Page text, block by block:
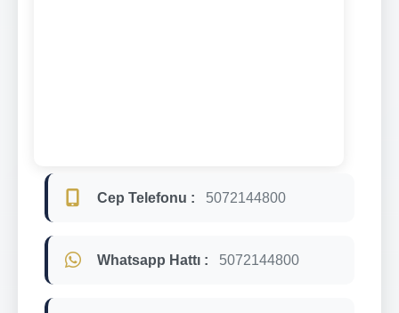
Cep Telefonu : 5072144800
Whatsapp Hattı : 5072144800